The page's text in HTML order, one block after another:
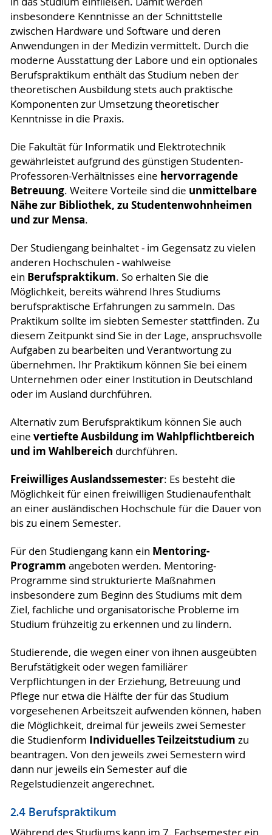
insbesondere Kenntnisse an der Schnittstelle
zwischen Hardware und Software und deren
Anwendungen in der Medizin vermittelt. Durch die
moderne Ausstattung der Labore und ein optionales
Berufspraktikum enthält das Studium neben der
theoretischen Ausbildung stets auch praktische
Komponenten zur Umsetzung theoretischer
Kenntnisse in die Praxis.
Die Fakultät für Informatik und Elektrotechnik
gewährleistet aufgrund des günstigen Studenten-
Professoren-Verhältnisses eine hervorragende
Betreuung. Weitere Vorteile sind die unmittelbare
Nähe zur Bibliothek, zu Studentenwohnheimen
und zur Mensa.
Der Studiengang beinhaltet - im Gegensatz zu vielen
anderen Hochschulen - wahlweise
ein Berufspraktikum. So erhalten Sie die
Möglichkeit, bereits während Ihres Studiums
berufspraktische Erfahrungen zu sammeln. Das
Praktikum sollte im siebten Semester stattfinden. Zu
diesem Zeitpunkt sind Sie in der Lage, anspruchsvolle
Aufgaben zu bearbeiten und Verantwortung zu
übernehmen. Ihr Praktikum können Sie bei einem
Unternehmen oder einer Institution in Deutschland
oder im Ausland durchführen.
Alternativ zum Berufspraktikum können Sie auch
eine vertiefte Ausbildung im Wahlpflichtbereich
und im Wahlbereich durchführen.
Freiwilliges Auslandssemester: Es besteht die
Möglichkeit für einen freiwilligen Studienaufenthalt
an einer ausländischen Hochschule für die Dauer von
bis zu einem Semester.
Für den Studiengang kann ein Mentoring-
Programm angeboten werden. Mentoring-
Programme sind strukturierte Maßnahmen
insbesondere zum Beginn des Studiums mit dem
Ziel, fachliche und organisatorische Probleme im
Studium frühzeitig zu erkennen und zu lindern.
Studierende, die wegen einer von ihnen ausgeübten
Berufstätigkeit oder wegen familiärer
Verpflichtungen in der Erziehung, Betreuung und
Pflege nur etwa die Hälfte der für das Studium
vorgesehenen Arbeitszeit aufwenden können, haben
die Möglichkeit, dreimal für jeweils zwei Semester
die Studienform Individuelles Teilzeitstudium zu
beantragen. Von den jeweils zwei Semestern wird
dann nur jeweils ein Semester auf die
Regelstudienzeit angerechnet.
2.4 Berufspraktikum